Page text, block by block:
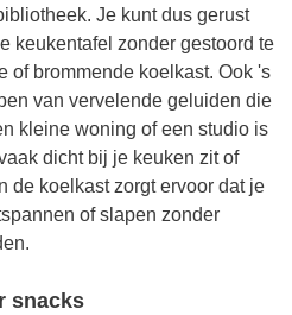
Je kunt dus gerust
keukentafel zonder gestoord te
of brommende koelkast. Ook 's
van vervelende geluiden die
kleine woning of een studio is
dicht bij je keuken zit of
de koelkast zorgt ervoor dat je
of slapen zonder
snacks